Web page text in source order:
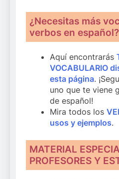
¿Necesitas más
verbos en español?
Aquí encontrarás
VOCABULARIO
esta página.
uno que te viene
de español!
Mira todos los
usos y ejemplos.
MATERIAL
PROFESORES Y